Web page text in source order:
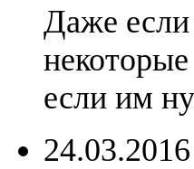
Даже если
если им
24.03.2016